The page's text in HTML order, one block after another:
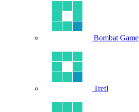
Bombat Game
Trefl